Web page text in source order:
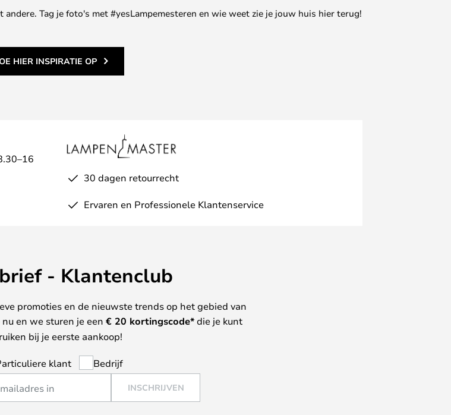
Tag je foto's met #yesLampemesteren en wie weet zie je jouw huis hier terug!
HIER INSPIRATIE OP
30 dagen retourrecht
Ervaren en Professionele Klantenservice
- Klantenclub
promoties en de nieuwste trends op het gebied van
en we sturen je een € 20 kortingscode*die je kunt
bij je eerste aankoop!
klant Bedrijf
INSCHRIJVEN